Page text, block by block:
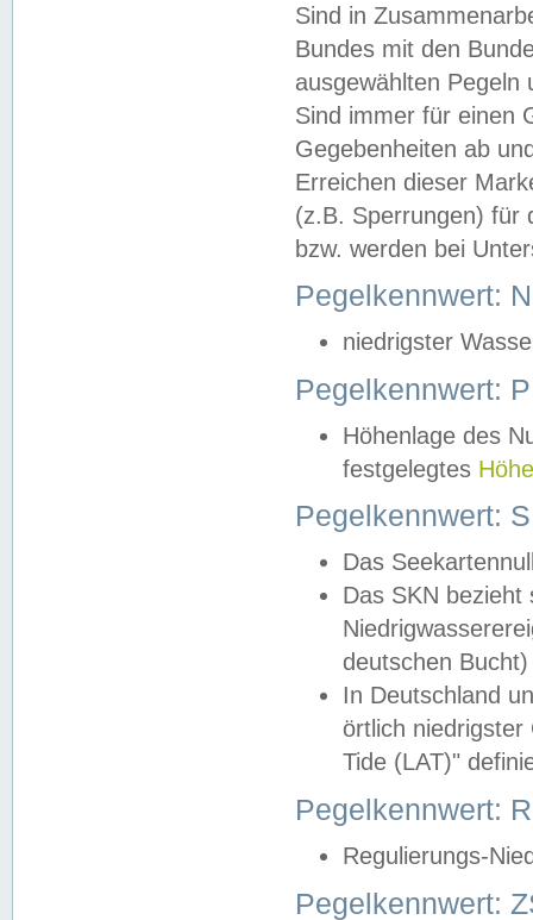
Sind in
Bundes mit den
ausgewählten
Sind immer für einen
Gegebenheiten ab
Erreichen dieser
(z.B. Sperrungen) für
bzw. werden bei
Pegelkennwert:
niedrigster
Pegelkennwert:
Höhenlage des
festgelegtes
Pegelkennwert:
Das
Das SKN
deutschen
In Deutschland
örtlich
Tide (LAT)"
Pegelkennwert:
Regulierungs-
Pegelkennwert: